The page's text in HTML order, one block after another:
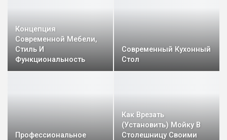
Концепция
Современной Мебели,
Стиль И
Функциональность
Современный Кухонный
Стол
Профессиональное
Как Врезать
(установить) Мойку В
Столешницу Своими